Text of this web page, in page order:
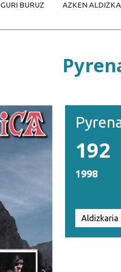
GURI BURUZ AZKEN
192
1998
Aldizkaria